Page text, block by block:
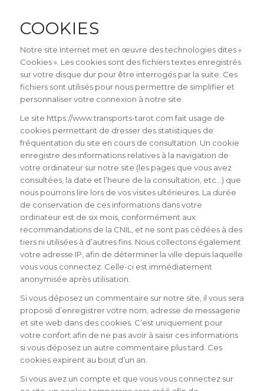
COOKIES
Notre site Internet met en œuvre des technologies dites «
Cookies ». Les cookies sont des fichiers textes enregistrés
sur votre disque dur pour être interrogés par la suite. Ces
fichiers sont utilisés pour nous permettre de simplifier et
personnaliser votre connexion à notre site.
Le site https://www.transports-tarot.com fait usage de
cookies permettant de dresser des statistiques de
fréquentation du site en cours de consultation. Un cookie
enregistre des informations relatives à la navigation de
votre ordinateur sur notre site (les pages que vous avez
consultées, la date et l’heure de la consultation, etc…) que
nous pourrons lire lors de vos visites ultérieures. La durée
de conservation de ces informations dans votre
ordinateur est de six mois, conformément aux
recommandations de la CNIL, et ne sont pas cédées à des
tiers ni utilisées à d’autres fins. Nous collectons également
votre adresse IP, afin de déterminer la ville depuis laquelle
vous vous connectez. Celle-ci est immédiatement
anonymisée après utilisation.
Si vous déposez un commentaire sur notre site, il vous sera
proposé d’enregistrer votre nom, adresse de messagerie
et site web dans des cookies. C’est uniquement pour
votre confort afin de ne pas avoir à saisir ces informations
si vous déposez un autre commentaire plus tard. Ces
cookies expirent au bout d’un an.
Si vous avez un compte et que vous vous connectez sur